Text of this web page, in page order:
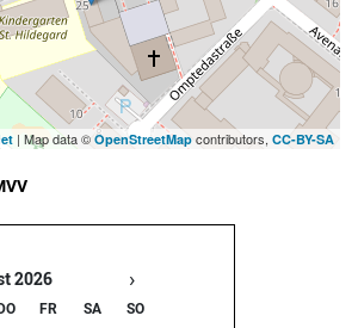
| Map data © OpenStreetMap contributors, CC-BY-SA
2026 ›
FR SA
SO